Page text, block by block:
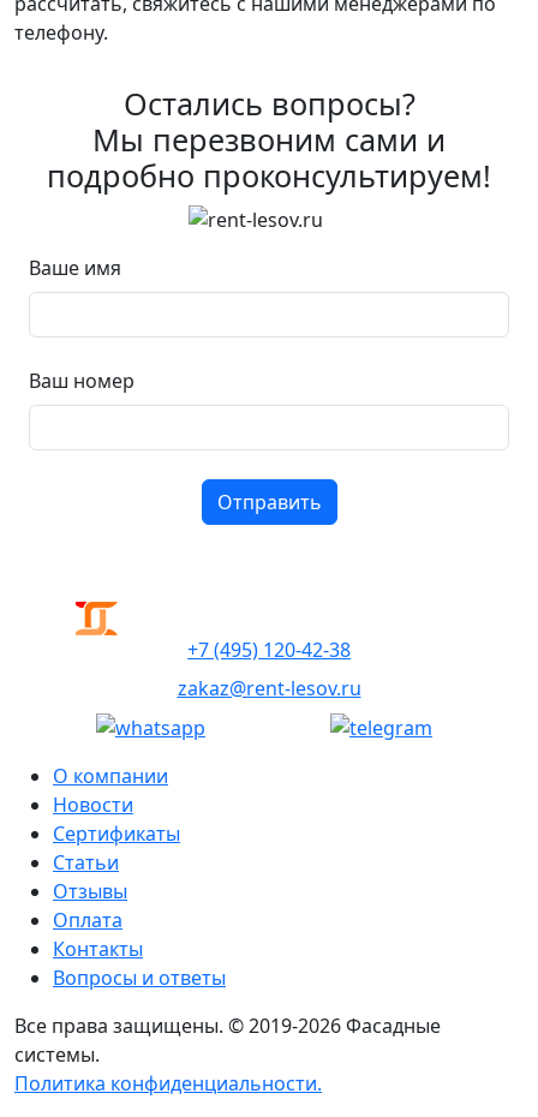
телефону.
Остались вопросы?
Мы перезвоним сами и
подробно проконсультируем!
Ваше имя
Ваш номер
+7 (495) 120-42-38
zakaz@rent-lesov.ru
О компании
Новости
Сертификаты
Статьи
Отзывы
Оплата
Контакты
Вопросы и ответы
Все права защищены. © 2019-2026 Фасадные
системы.
Политика конфиденциальности.